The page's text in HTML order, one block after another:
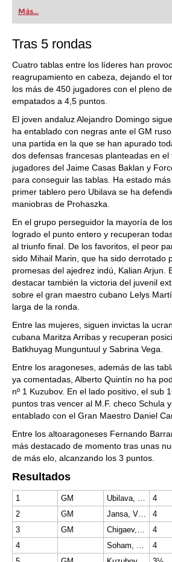
Más...
Tras 5 rondas
Cuatro tablas entre los líderes han
reagrupamiento en cabeza, dejando el
los más de 450 jugadores con el pleno
empatados a 4,5 puntos.
El joven andaluz Alejandro Domingo
ha entablado con negras ante el GM
una partida en la que se han apurado
dos defensas francesas planteadas en
jugadores del Jaime Casas Baklan y
para conseguir las tablas. Ha estado
primer tablero pero Ubilava se ha
maniobras de Prohaszka.
En el grupo perseguidor la mayoría de
logrado el punto entero y recuperan
al triunfo final. De los favoritos, el peor
sido Mihail Marin, que ha sido derrotado
promesas del ajedrez indú, Kalian Arjun.
destacar también la victoria del juvenil
sobre el gran maestro cubano Lelys
larga de la ronda.
Entre las mujeres, siguen invictas la
cubana Maritza Arribas y recuperan
Batkhuyag Munguntuul y Sabrina Vega.
Entre los aragoneses, además de las
ya comentadas, Alberto Quintín no ha
nº 1 Kuzubov. En el lado positivo, el sub
puntos tras vencer al M.F. checo Schula
entablado con el Gran Maestro Daniel
Entre los altoaragoneses Fernando
más destacado de momento tras unas
de más elo, alcanzando los 3 puntos.
Resultados
1 GM Ubilava, Elizbar 4
2
GM Jansa, Vlastimil 4
3
GM Chigaev, Maksim 4
4
Soham, Das 4